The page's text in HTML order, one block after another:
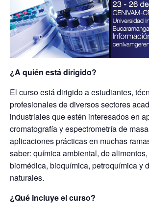
¿A quién está dirigido?
El curso está dirigido a estudiantes,
profesionales de diversos sectores
industriales que estén interesados en
cromatografía y espectrometría de
aplicaciones prácticas en muchas
saber: química ambiental, de
biomédica, bioquímica, petroquímica y
naturales.
¿Qué incluye el curso?